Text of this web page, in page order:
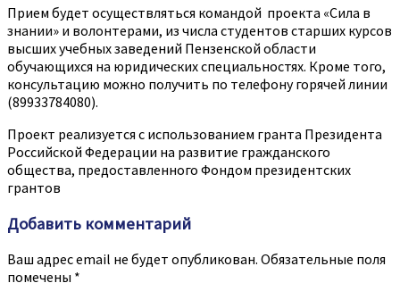
Прием будет осуществляться командой проекта «Сила в
знании» и волонтерами, из числа студентов старших курсов
высших учебных заведений Пензенской области
обучающихся на юридических специальностях. Кроме того,
консультацию можно получить по телефону горячей линии
(89933784080).
Проект реализуется с использованием гранта Президента
Российской Федерации на развитие гражданского
общества, предоставленного Фондом президентских
грантов
Добавить комментарий
Ваш адрес email не будет опубликован. Обязательные поля
помечены *